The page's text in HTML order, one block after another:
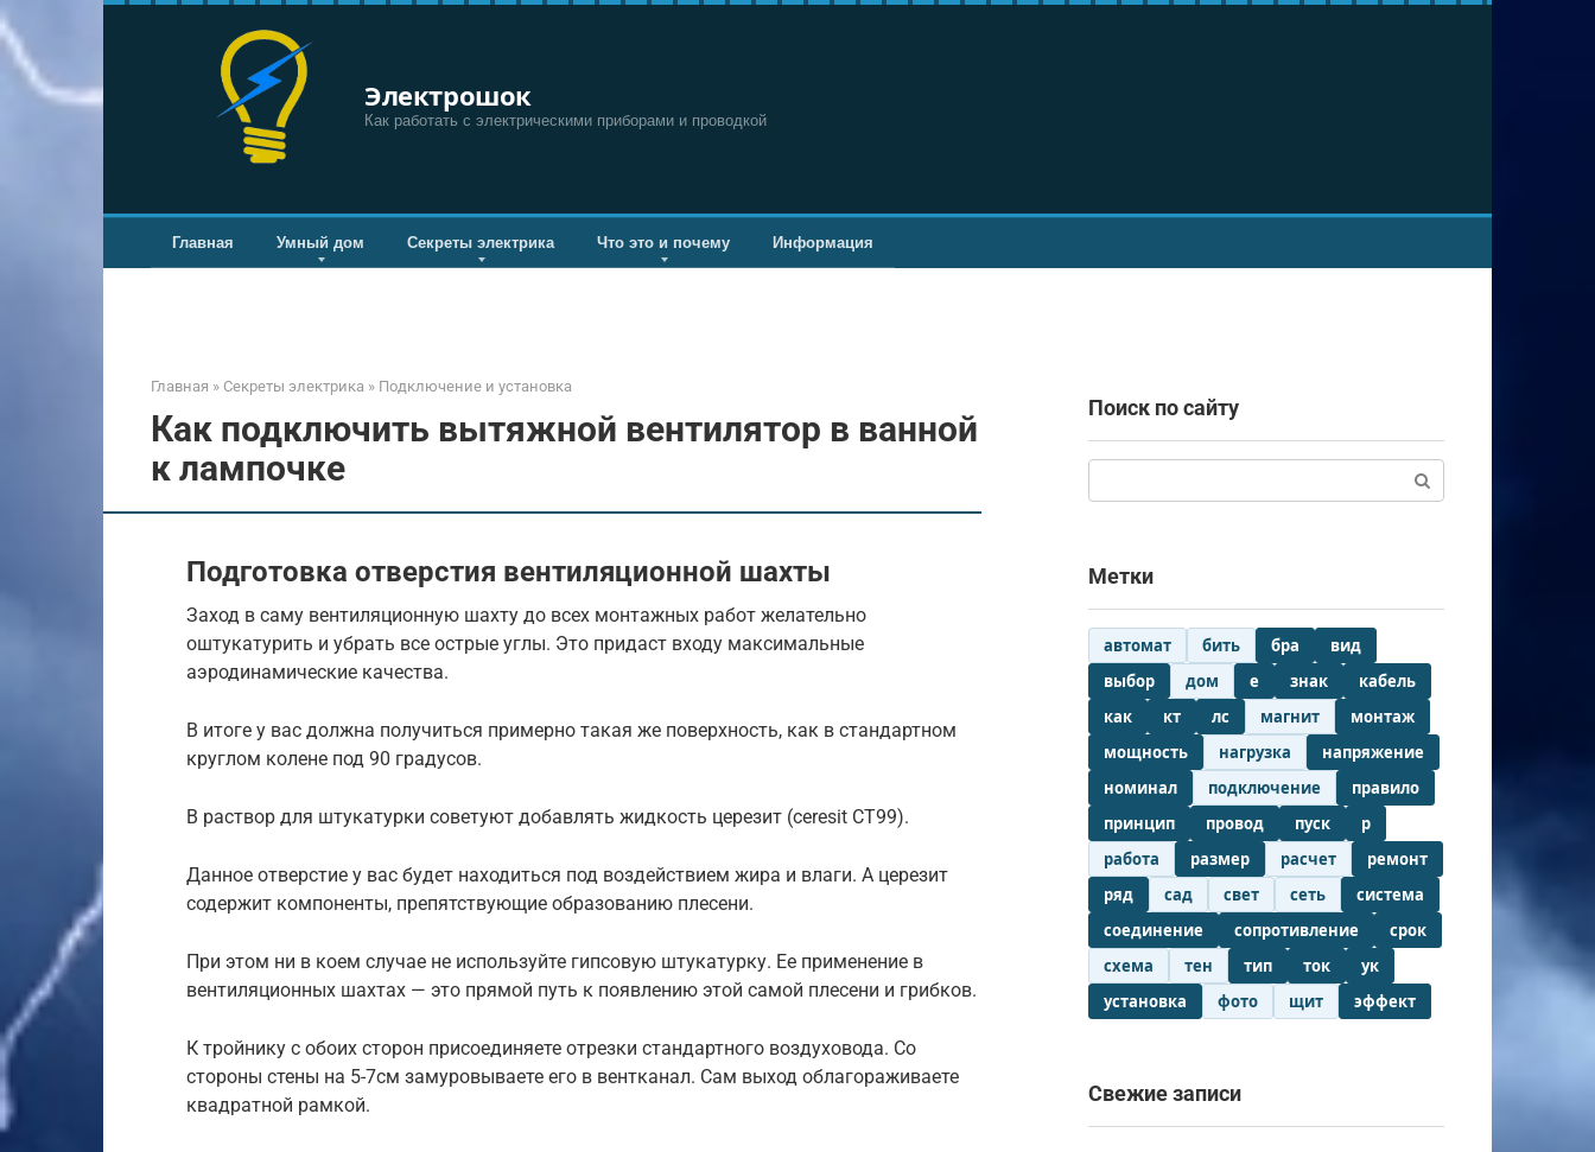
Перейти
к
контенту
Электрошок
Как работать с электрическими приборами и проводкой
Главная Умный дом Секреты электрика Что это и почему Информация
Главная » Секреты электрика » Подключение и установка
Как подключить вытяжной вентилятор в ванной
к лампочке
Подготовка отверстия вентиляционной шахты
Заход в саму вентиляционную шахту до всех монтажных работ желательно
оштукатурить и убрать все острые углы. Это придаст входу максимальные
аэродинамические качества.
В итоге у вас должна получиться примерно такая же поверхность, как в стандартном
круглом колене под 90 градусов.
В раствор для штукатурки советуют добавлять жидкость церезит (ceresit CT99).
Данное отверстие у вас будет находиться под воздействием жира и влаги. А церезит
содержит компоненты, препятствующие образованию плесени.
При этом ни в коем случае не используйте гипсовую штукатурку. Ее применение в
вентиляционных шахтах — это прямой путь к появлению этой самой плесени и грибков.
К тройнику с обоих сторон присоединяете отрезки стандартного воздуховода. Со
стороны стены на 5-7см замуровываете его в вентканал. Сам выход облагораживаете
квадратной рамкой.
Поиск по сайту
Метки
автомат бить бра
вид
выбор
дом е знак
кабель
как
кт лс магнит
монтаж
мощность
нагрузка
напряжение
номинал
подключение
правило
принцип
провод пуск
р
работа
размер расчет
ремонт
ряд
сад свет сеть
система
соединение
сопротивление
срок
схема
тен тип ток
ук
установка
фото щит эффект
Свежие записи